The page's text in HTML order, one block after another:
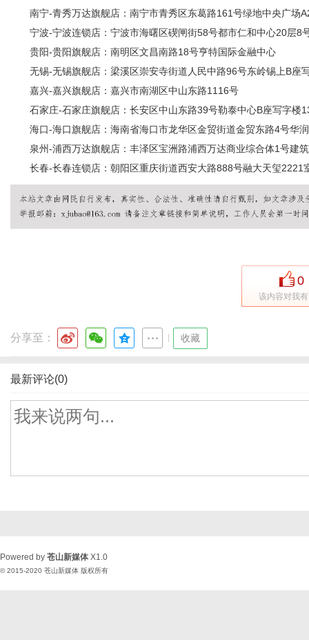
南宁-青秀万达旗舰店：南宁市青秀区东葛路161号绿地中央广场
宁波-宁波连锁店：宁波市海曙区碶闸街58号都市仁和中心20层8
贵阳-贵阳旗舰店：南明区文昌南路18号亨特国际金融中心
无锡-无锡旗舰店：梁溪区崇安寺街道人民中路96号东岭锡上B座
嘉兴-嘉兴旗舰店：嘉兴市南湖区中山东路1116号
石家庄-石家庄旗舰店：长安区中山东路39号勒泰中心B座写字楼
海口-海口旗舰店：海南省海口市龙华区金贸街道金贸东路4号华
泉州-浦西万达旗舰店：丰泽区宝洲路浦西万达商业综合体1号建
长春-长春连锁店：朝阳区重庆街道西安大路888号融大天玺2221
0
该内容对我
分享至： 收藏
最新评论(0)
Powered by 苍山新媒体 X1.0
© 2015-2020 苍山新媒体 版权所有